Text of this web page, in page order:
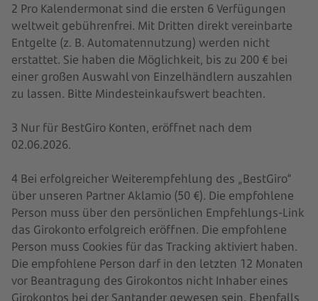
2 Pro Kalendermonat sind die ersten 6 Verfügungen
weltweit gebührenfrei. Mit Dritten direkt vereinbarte
Entgelte (z. B. Automatennutzung) werden nicht
erstattet. Sie haben die Möglichkeit, bis zu 200 € bei
einer großen Auswahl von Einzelhändlern auszahlen
zu lassen. Bitte Mindesteinkaufswert beachten.
3 Nur für BestGiro Konten, eröffnet nach dem
02.06.2026.
4 Bei erfolgreicher Weiterempfehlung des „BestGiro“
über unseren Partner Aklamio (50 €). Die empfohlene
Person muss über den persönlichen Empfehlungs-Link
das Girokonto erfolgreich eröffnen. Die empfohlene
Person muss Cookies für das Tracking aktiviert haben.
Die empfohlene Person darf in den letzten 12 Monaten
vor Beantragung des Girokontos nicht Inhaber eines
Girokontos bei der Santander gewesen sein. Ebenfalls